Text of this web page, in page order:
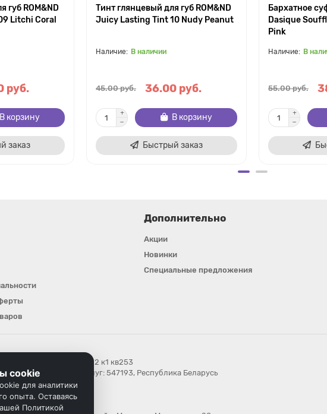
губ ROM&ND
Litchi Coral
руб.
В корзину
заказ
Тинт глянцевый для губ ROM&ND
Juicy Lasting Tint 10 Nudy Peanut
В наличии
45.00 руб. 36.00 руб.
В корзину
Быстрый заказ
Бархатное
Dasique
Pink
В
55.00 руб.
Дополнительно
Акции
Новинки
Специальные предложения
ул. Леси Украинки д12 к1 кв253
Реестре бытовых услуг: 547193, Республика Беларусь
Мингорисполком
08.08.2025
cookie
для аналитики
опыта. Оставаясь
Политикой